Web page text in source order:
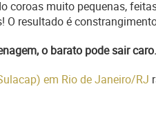
coroas muito pequenas,
resultado é
o barato pode sair caro.
em Rio de Janeiro/RJ